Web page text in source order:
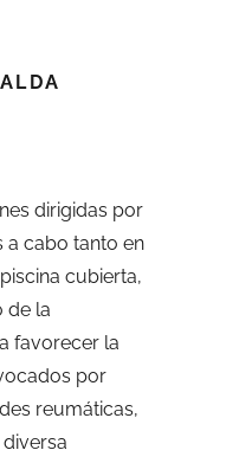
dirigidas por
a cabo tanto en
cubierta,
de la
favorecer la
por
reumáticas,